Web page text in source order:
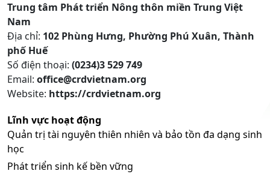
Trung tâm Phát triển Nông thôn miền Trung Việt
Nam
Địa chỉ: 102 Phùng Hưng, Phường Phú Xuân, Thành
phố Huế
Số điện thoại: (0234)3 529 749
Email: office@crdvietnam.org
Website: https://crdvietnam.org
Lĩnh vực hoạt động
Quản trị tài nguyên thiên nhiên và bảo tồn đa dạng sinh
học
Phát triển sinh kế bền vững